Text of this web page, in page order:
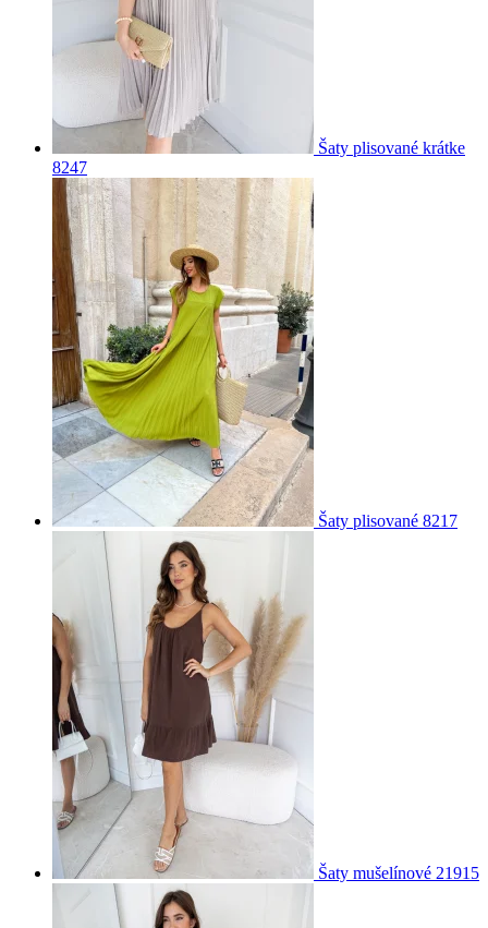
Šaty plisované krátke
8247
Šaty plisované 8217
Šaty mušelínové 21915